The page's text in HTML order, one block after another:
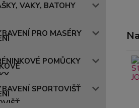
VAKY, BATOHY
PRO MASÉRY
POMŮCKY
SPORTOVIŠŤ